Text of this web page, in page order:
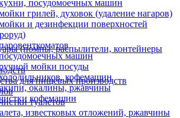
посудомоечных машин
грилей, духовок (удаление нагаров)
и дезинфекции поверхностей
машин
мойки посуды
кофемашин
окалины, ржавчины
кофемашин
(помпы, распылители, контейнеры
для пищевых производств
туалетов
известковых отложений, ржавчины